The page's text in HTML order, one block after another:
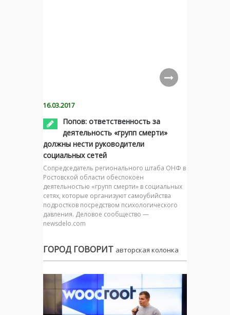
16.03.2017
Попов: ответственность за
деятельность «групп смерти»
должны нести руководители
социальных сетей
Сопредседатель регионального штаба ОНФ в
Ростовской области обеспокоен
деятельностью «групп смерти» в социальных
сетях, которые организуют самоубийства
подростков посредством психологического
давления. Деловое сообщество —
newsdelo.com
ГОРОД ГОВОРИТ авторская колонка